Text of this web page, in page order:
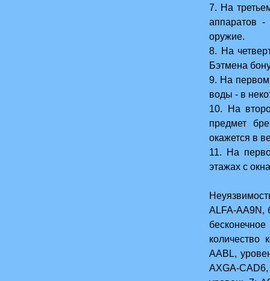
7. На
аппаратов -
оружие.
8. На
Бэтмена
9. На первом
воды - в
10. На
предмет
окажется в
11. На
этажах с
ALFA-AA9N,
количество
AABL,
AXGA-